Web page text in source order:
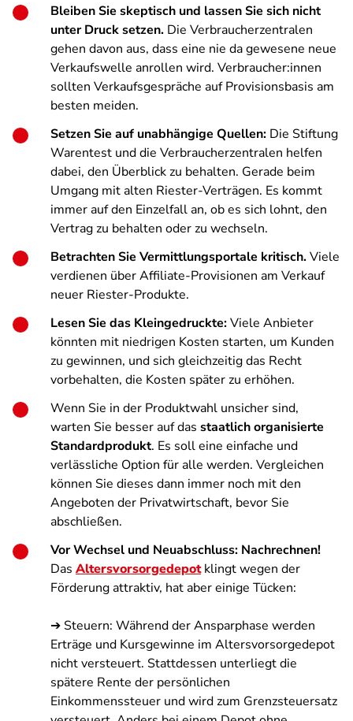
Bleiben Sie skeptisch und lassen Sie sich nicht
unter Druck setzen. Die Verbraucherzentralen
gehen davon aus, dass eine nie da gewesene neue
Verkaufswelle anrollen wird. Verbraucher:innen
sollten Verkaufsgespräche auf Provisionsbasis am
besten meiden.
Setzen Sie auf unabhängige Quellen: Die Stiftung
Warentest und die Verbraucherzentralen helfen
dabei, den Überblick zu behalten. Gerade beim
Umgang mit alten Riester-Verträgen. Es kommt
immer auf den Einzelfall an, ob es sich lohnt, den
Vertrag zu behalten oder zu wechseln.
Betrachten Sie Vermittlungsportale kritisch.Viele
verdienen über Affiliate-Provisionen am Verkauf
neuer Riester-Produkte.
Lesen Sie das Kleingedruckte:Viele Anbieter
könnten mit niedrigen Kosten starten, um Kunden
zu gewinnen, und sich gleichzeitig das Recht
vorbehalten, die Kosten später zu erhöhen.
Wenn Sie in der Produktwahl unsicher sind,
warten Sie besser auf das staatlich organisierte
Standardprodukt. Es soll eine einfache und
verlässliche Option für alle werden. Vergleichen
können Sie dieses dann immer noch mit den
Angeboten der Privatwirtschaft, bevor Sie
abschließen.
Vor Wechsel und Neuabschluss: Nachrechnen!
Das Altersvorsorgedepotklingt wegen der
Förderung attraktiv, hat aber einige Tücken:
➔ Steuern: Während der Ansparphase werden
Erträge und Kursgewinne im Altersvorsorgedepot
nicht versteuert. Stattdessen unterliegt die
spätere Rente der persönlichen
Einkommenssteuer und wird zum Grenzsteuersatz